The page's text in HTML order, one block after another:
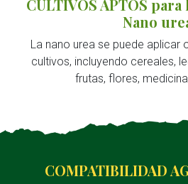
CULTIVOS APTOS
Nano
La nano urea se puede aplicar
cultivos, incluyendo cereales,
frutas, flores,
COMPATIBILIDAD